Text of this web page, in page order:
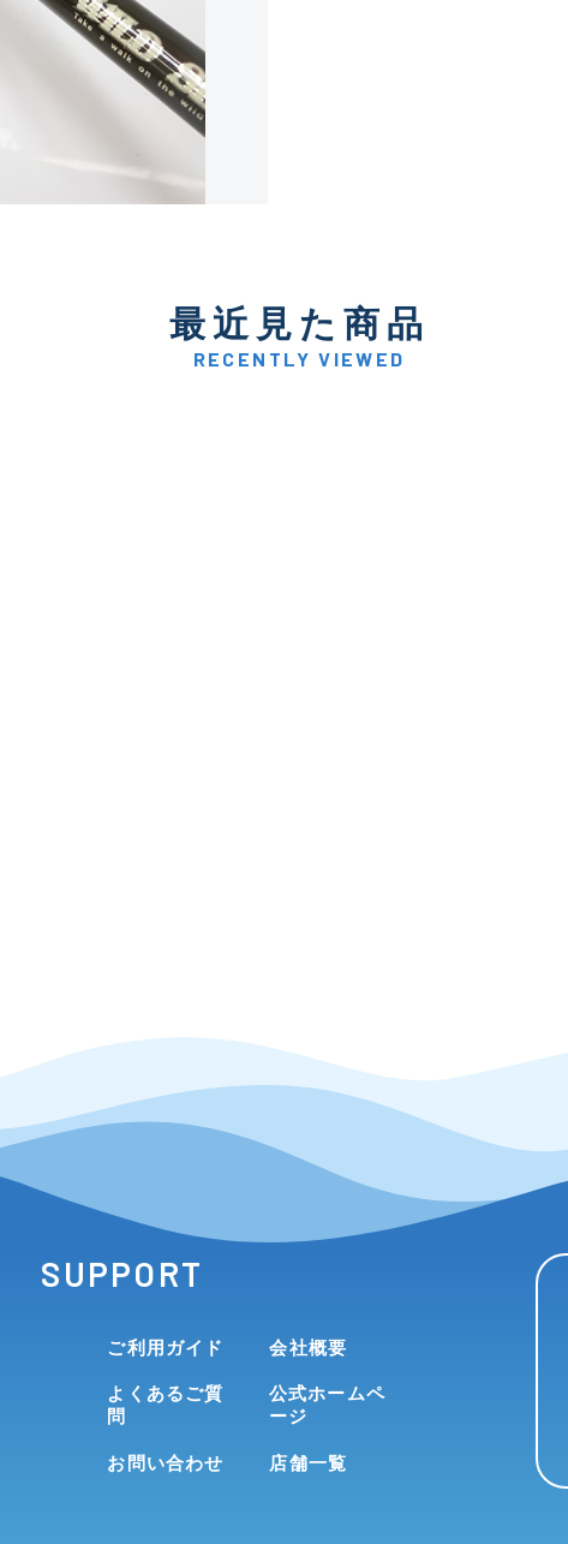
C-
い品
最近見た商品
RECENTLY VIEWED
SUPPORT
ご利用ガイド
よくあるご質
問
お問い合わせ
会社概要
公式ホームペ
ージ
店舗一覧